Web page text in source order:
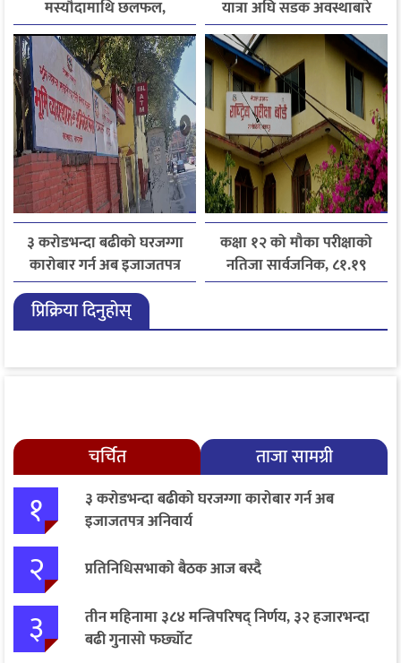
मस्यौदामाथि छलफल,
एआईदेखि पत्रकारको
लाइसेन्ससम्मका विषयमा
सुझाव
यात्रा अघि सडक अवस्थाबारे
जानकारी लिन आग्रह
३ करोडभन्दा बढीको घरजग्गा
कारोबार गर्न अब इजाजतपत्र
अनिवार्य
कक्षा १२ को मौका परीक्षाको
नतिजा सार्वजनिक, ८१.१९
प्रतिशत विद्यार्थी उत्तीर्ण
प्रिक्रिया दिनुहोस्
चर्चित ताजा सामग्री
१
३ करोडभन्दा बढीको घरजग्गा कारोबार गर्न अब
इजाजतपत्र अनिवार्य
२ प्रतिनिधिसभाको बैठक आज बस्दै
३
तीन महिनामा ३८४ मन्त्रिपरिषद् निर्णय, ३२ हजारभन्दा
बढी गुनासो फर्छ्योट